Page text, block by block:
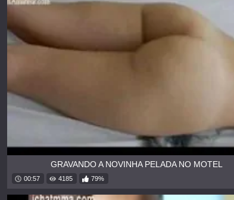
GRAVANDO A NOVINHA PELADA NO MOTEL
00:57 4185 79%